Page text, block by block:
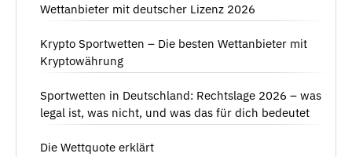
Wettanbieter mit deutscher Lizenz 2026
Krypto Sportwetten – Die besten Wettanbieter mit
Kryptowährung
Sportwetten in Deutschland: Rechtslage 2026 – was
legal ist, was nicht, und was das für dich bedeutet
Die Wettquote erklärt